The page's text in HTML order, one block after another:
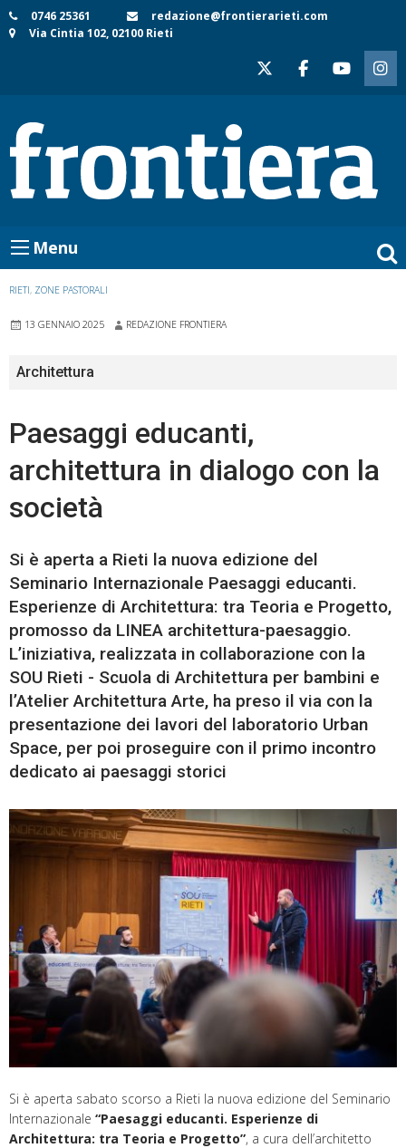
Skip
to
0746 25361
redazione@frontierarieti.com
Via Cintia 102, 02100 Rieti
Menu
RIETI, ZONE PASTORALI
13 GENNAIO 2025 REDAZIONE FRONTIERA
Architettura
Paesaggi educanti,
architettura in dialogo con la
società
Si è aperta a Rieti la nuova edizione del
Seminario Internazionale Paesaggi educanti.
Esperienze di Architettura: tra Teoria e Progetto,
promosso da LINEA architettura-paesaggio.
L’iniziativa, realizzata in collaborazione con la
SOU Rieti - Scuola di Architettura per bambini e
l’Atelier Architettura Arte, ha preso il via con la
presentazione dei lavori del laboratorio Urban
Space, per poi proseguire con il primo incontro
dedicato ai paesaggi storici
Si è aperta sabato scorso a Rieti la nuova edizione del Seminario
Internazionale “Paesaggi educanti. Esperienze di
Architettura: tra Teoria e Progetto”, a cura dell’architetto